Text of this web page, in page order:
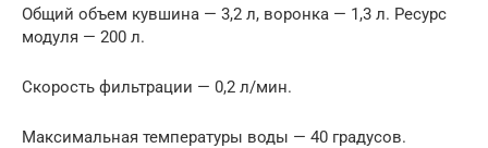
Общий объем кувшина — 3,2 л, воронка — 1,3 л. Ресурс
модуля — 200 л.
Скорость фильтрации — 0,2 л/мин.
Максимальная температуры воды — 40 градусов.